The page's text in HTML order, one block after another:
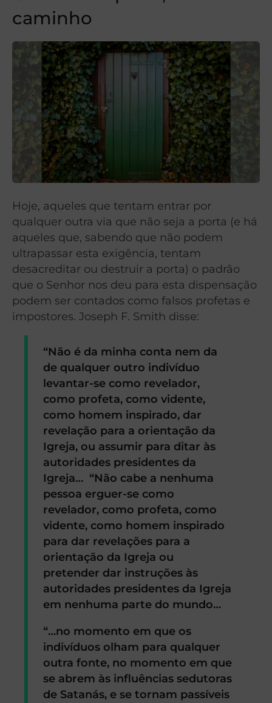
caminho
Hoje, aqueles que tentam entrar por
qualquer outra via que não seja a porta (e há
aqueles que, sabendo que não podem
ultrapassar esta exigência, tentam
desacreditar ou destruir a porta) o padrão
que o Senhor nos deu para esta dispensação
podem ser contados como falsos profetas e
impostores. Joseph F. Smith disse:
“Não é da minha conta nem da
de qualquer outro indivíduo
levantar-se como revelador,
como profeta, como vidente,
como homem inspirado, dar
revelação para a orientação da
Igreja, ou assumir para ditar às
autoridades presidentes da
Igreja… “Não cabe a nenhuma
pessoa erguer-se como
revelador, como profeta, como
vidente, como homem inspirado
para dar revelações para a
orientação da Igreja ou
pretender dar instruções às
autoridades presidentes da Igreja
em nenhuma parte do mundo…
“…no momento em que os
indivíduos olham para qualquer
outra fonte, no momento em que
se abrem às influências sedutoras
de Satanás, e se tornam passíveis